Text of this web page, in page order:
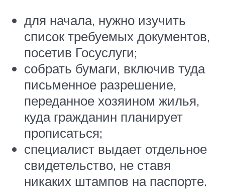
для начала, нужно изучить
список требуемых документов,
посетив Госуслуги;
собрать бумаги, включив туда
письменное разрешение,
переданное хозяином жилья,
куда гражданин планирует
прописаться;
специалист выдает отдельное
свидетельство, не ставя
никаких штампов на паспорте.